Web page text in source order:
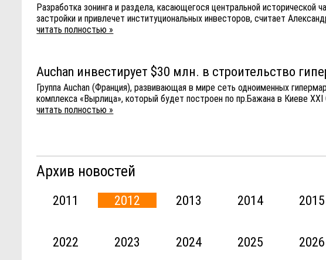
Разработка зонинга и раздела, касающегося центральной
застройки и привлечет институциональных инвесторов, считает
читать полностью »
Auchan инвестирует $30 млн. в строительство
Группа Auchan (Франция), развивающая в мире сеть одноименных
комплекса «Вырлица», который будет построен по пр.Бажана в Киеве
читать полностью »
Архив новостей
2011 2012 2013 2014 2015
2022 2023 2024 2025 2026